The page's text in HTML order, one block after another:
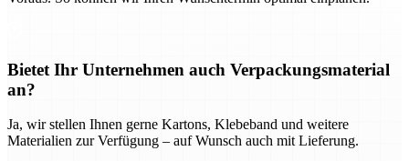
Bietet Ihr Unternehmen auch Verpackungsmaterial
an?
Ja, wir stellen Ihnen gerne Kartons, Klebeband und weitere
Materialien zur Verfügung – auf Wunsch auch mit Lieferung.